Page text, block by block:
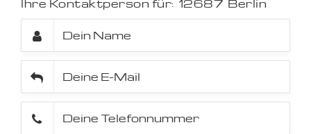
Ihre Kontaktperson für: 12687 Berlin